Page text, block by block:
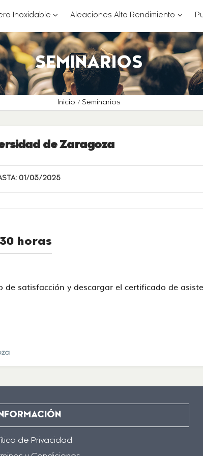
Inoxidable???
Aleaciones Alto Rendimiento ???
SEMINARIOS
Inicio Seminarios
de Zaragoza
01/03/2025
horas
satisfacción y descargar el certificado de
INFORMACIÓN
de Privacidad